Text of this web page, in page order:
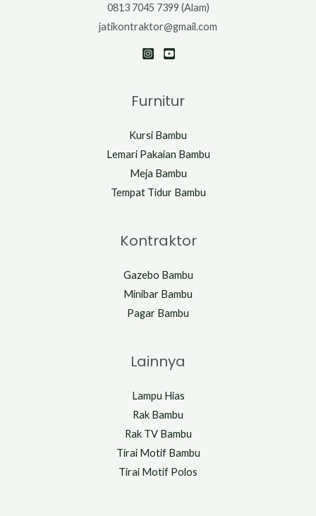
0813 7045 7399 (Alam)
jatikontraktor@gmail.com
Furnitur
Kursi Bambu
Lemari Pakaian Bambu
Meja Bambu
Tempat Tidur Bambu
Kontraktor
Gazebo Bambu
Minibar Bambu
Pagar Bambu
Lainnya
Lampu Hias
Rak Bambu
Rak TV Bambu
Tirai Motif Bambu
Tirai Motif Polos